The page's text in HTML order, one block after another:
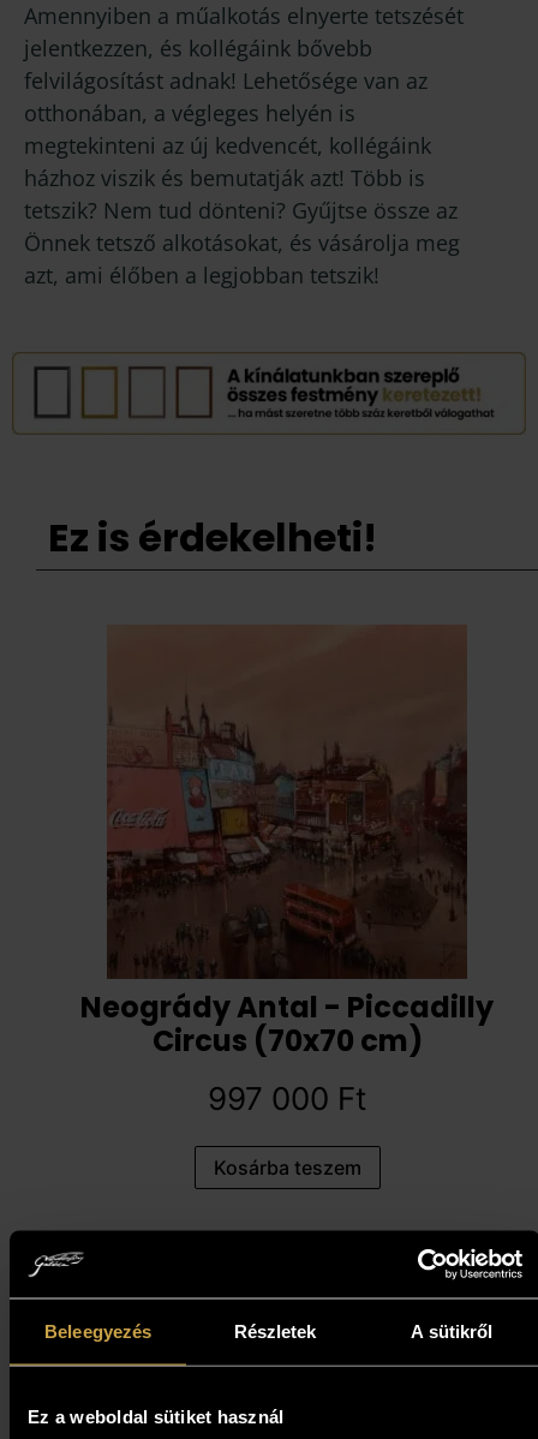
Beleegyezés Részletek A sütikről
Ez a weboldal sütiket használ
Amennyiben a műalkotás elnyerte tetszését
jelentkezzen, és kollégáink bővebb
felvilágosítást adnak! Lehetősége van az
otthonában, a végleges helyén is
megtekinteni az új kedvencét, kollégáink
házhoz viszik és bemutatják azt! Több is
tetszik? Nem tud dönteni? Gyűjtse össze az
Önnek tetsző alkotásokat, és vásárolja meg
azt, ami élőben a legjobban tetszik!
Ez is érdekelheti!
Neogrády Antal - Piccadilly
Circus (70x70 cm)
997 000 Ft
Kosárba teszem